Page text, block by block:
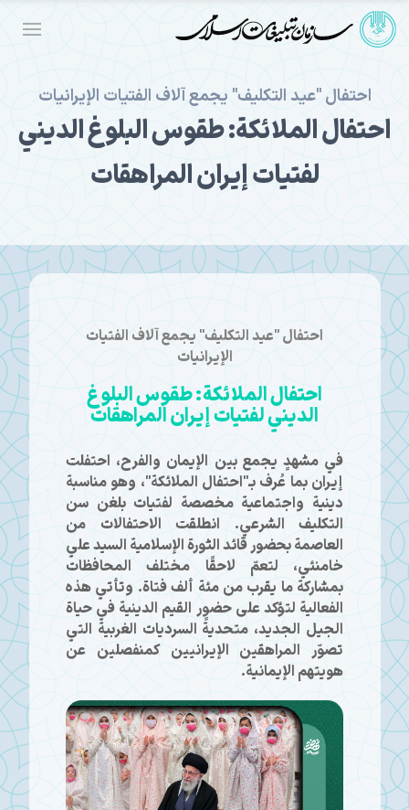
احتفال "عيد التكليف" يجمع آلاف الفتيات الإيرانيات
احتفال الملائكة: طقوس البلوغ الديني
لفتيات إيران المراهقات
احتفال "عيد التكليف" يجمع آلاف الفتيات
الإيرانيات
احتفال الملائكة: طقوس البلوغ
الديني لفتيات إيران المراهقات
في مشهدٍ يجمع بين الإيمان والفرح، احتفلت
إيران بما عُرف بـ"احتفال الملائكة"، وهو مناسبة
دينية واجتماعية مخصصة لفتيات بلغن سن
التكليف الشرعي. انطلقت الاحتفالات من
العاصمة بحضور قائد الثورة الإسلامية السيد علي
خامنئي، لتعمّ لاحقًا مختلف المحافظات
بمشاركة ما يقرب من مئة ألف فتاة. وتأتي هذه
الفعالية لتؤكد على حضور القيم الدينية في حياة
الجيل الجديد، متحديةً السرديات الغربية التي
تصوّر المراهقين الإيرانيين كمنفصلين عن
هويتهم الإيمانية.